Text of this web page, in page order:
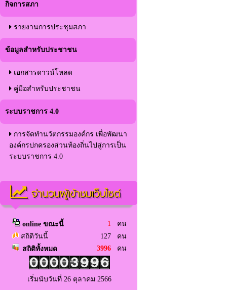
กิจการสภา
รายงานการประชุมสภา
ข้อมูลสำหรับประชาชน
เอกสารดาวน์โหลด
คู่มือสำหรับประชาชน
ระบบราชการ 4.0
การจัดทำนวัตกรรมองค์กร เพื่อพัฒนา
องค์กรปกครองส่วนท้องถิ่นไปสู่การเป็น
ระบบราชการ 4.0
จำนวนผู้เข้าชมเว็บไซต์
online ขณะนี้ 1 คน
สถิติวันนี้
127 คน
สถิติทั้งหมด
3996 คน
เริ่มนับวันที่ 26 ตุลาคม 2566